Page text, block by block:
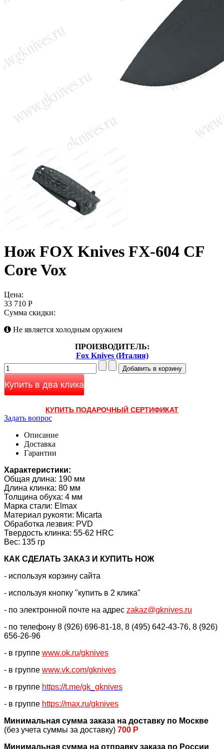
Нож FOX Knives FX-604 CF
Core Vox
Цена:
33 710 Р
Сумма скидки:
Не является холодным оружием
ПРОИЗВОДИТЕЛЬ:
Fox Knives (Италия)
Купить в два клика
КУПИТЬ ПОДАРОЧНЫЙ СЕРТИФИКАТ
Задать вопрос
Описание
Доставка
Гарантии
Характеристики:
Общая длина: 190 мм
Длина клинка: 80 мм
Толщина обуха: 4 мм
Марка стали: Elmax
Материал рукояти: Micarta
Обработка лезвия: PVD
Твердость клинка: 55-62 HRC
Вес: 135 гр
КАК CДЕЛАТЬ ЗАКАЗ И КУПИТЬ НОЖ
- используя корзину сайта
- используя кнопку "купить в 2 клика"
- по электронной почте на адрес zakaz@gknives.ru
- по телефону 8 (926) 696-81-18, 8 (495) 642-43-76, 8 (926)
656-26-96
- в группе www.ok.ru/gknives
- в группе www.vk.com/gknives
- в группе https://t.me/gk_gknives
- в группе https://max.ru/gknives
Минимальная сумма заказа на доставку по Москве
(без учета суммы за доставку) 700 Р
Минимальная сумма на отправку заказа по России